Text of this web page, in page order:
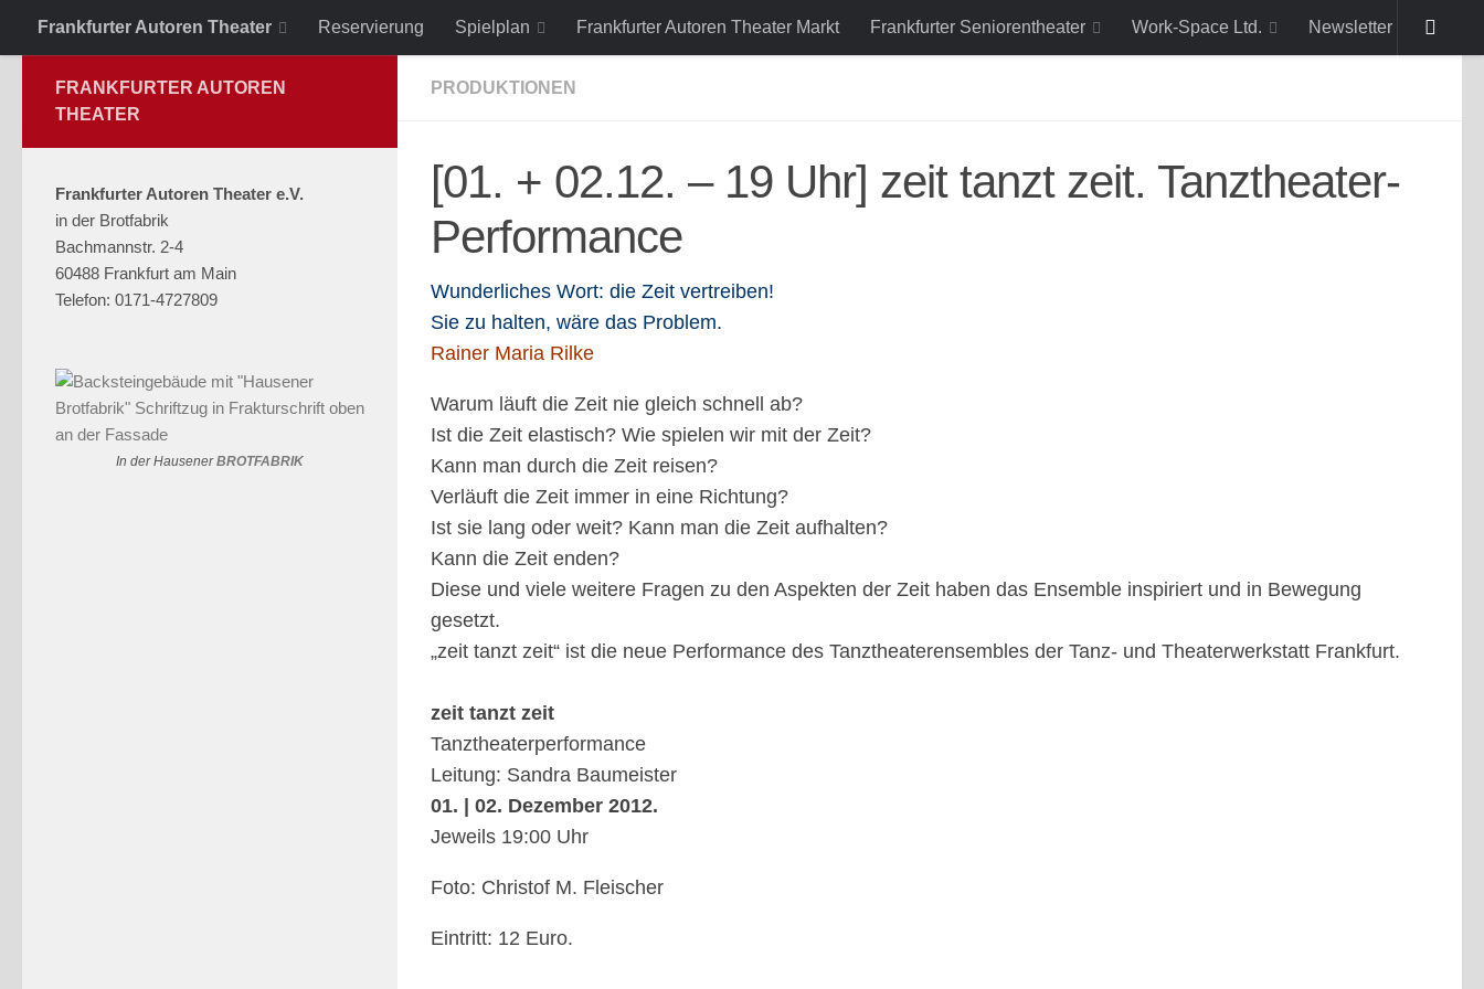
Zum Inhalt springen
Frankfurter Autoren Theater Reservierung Spielplan Frankfurter Autoren Theater Markt Frankfurter Seniorentheater Work-Space Ltd. Newsletter
PRODUKTIONEN
[01. + 02.12. – 19 Uhr] zeit tanzt zeit. Tanztheater-
Performance
Wunderliches Wort: die Zeit vertreiben!
Sie zu halten, wäre das Problem.
Rainer Maria Rilke
Warum läuft die Zeit nie gleich schnell ab?
Ist die Zeit elastisch? Wie spielen wir mit der Zeit?
Kann man durch die Zeit reisen?
Verläuft die Zeit immer in eine Richtung?
Ist sie lang oder weit? Kann man die Zeit aufhalten?
Kann die Zeit enden?
Diese und viele weitere Fragen zu den Aspekten der Zeit haben das Ensemble inspiriert und in Bewegung
gesetzt.
„zeit tanzt zeit“ ist die neue Performance des Tanztheaterensembles der Tanz- und Theaterwerkstatt Frankfurt.
zeit tanzt zeit
Tanztheaterperformance
Leitung: Sandra Baumeister
01. | 02. Dezember 2012.
Jeweils 19:00 Uhr
Foto: Christof M. Fleischer
Eintritt: 12 Euro.
FRANKFURTER AUTOREN
THEATER
Frankfurter Autoren Theater e.V.
in der Brotfabrik
Bachmannstr. 2-4
60488 Frankfurt am Main
Telefon: 0171-4727809
In der HausenerBROTFABRIK